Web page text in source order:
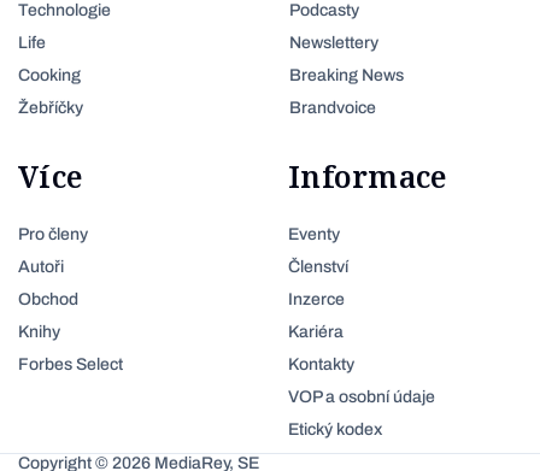
Technologie
Life
Cooking
Žebříčky
Podcasty
Newslettery
Breaking News
Brandvoice
Více
Pro členy
Autoři
Obchod
Knihy
Forbes Select
Informace
Eventy
Členství
Inzerce
Kariéra
Kontakty
VOP a osobní údaje
Etický kodex
Copyright © 2026 MediaRey, SE